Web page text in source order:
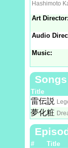
Hashimoto
Art Director:
Audio
Music:
Songs
Title
雷伝説
夢化粧
#
Title